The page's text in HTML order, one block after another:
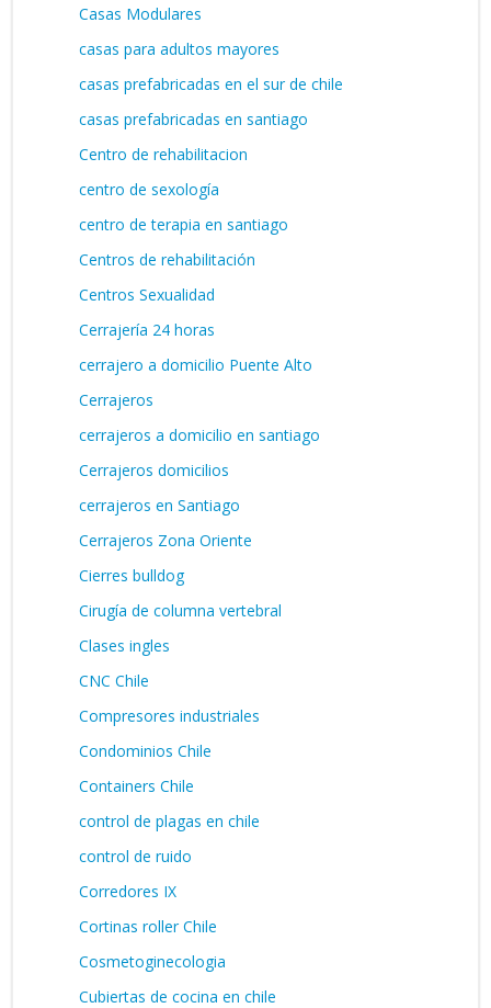
Casas Modulares
casas para adultos mayores
casas prefabricadas en el sur de chile
casas prefabricadas en santiago
Centro de rehabilitacion
centro de sexología
centro de terapia en santiago
Centros de rehabilitación
Centros Sexualidad
Cerrajería 24 horas
cerrajero a domicilio Puente Alto
Cerrajeros
cerrajeros a domicilio en santiago
Cerrajeros domicilios
cerrajeros en Santiago
Cerrajeros Zona Oriente
Cierres bulldog
Cirugía de columna vertebral
Clases ingles
CNC Chile
Compresores industriales
Condominios Chile
Containers Chile
control de plagas en chile
control de ruido
Corredores IX
Cortinas roller Chile
Cosmetoginecologia
Cubiertas de cocina en chile